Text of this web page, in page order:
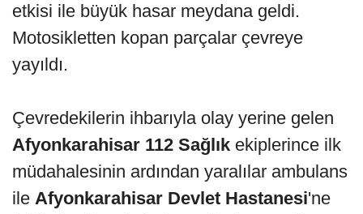
etkisi ile büyük hasar meydana geldi.
Motosikletten kopan parçalar çevreye
yayıldı.
Çevredekilerin ihbarıyla olay yerine gelen
Afyonkarahisar 112 Sağlık ekiplerince ilk
müdahalesinin ardından yaralılar ambulans
ile Afyonkarahisar Devlet Hastanesi'ne